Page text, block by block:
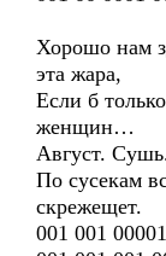
Хорошо нам
эта жара,
Если б
женщин…
Август.
По сусекам
скрежещет.
001 001